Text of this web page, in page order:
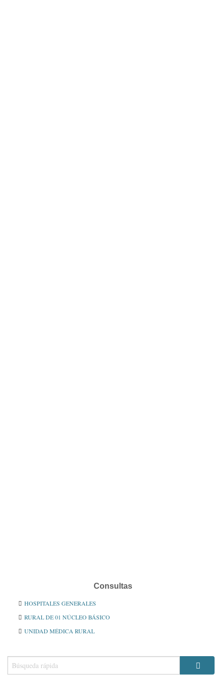
Consultas
HOSPITALES GENERALES
RURAL DE 01 NÚCLEO BÁSICO
UNIDAD MÉDICA RURAL